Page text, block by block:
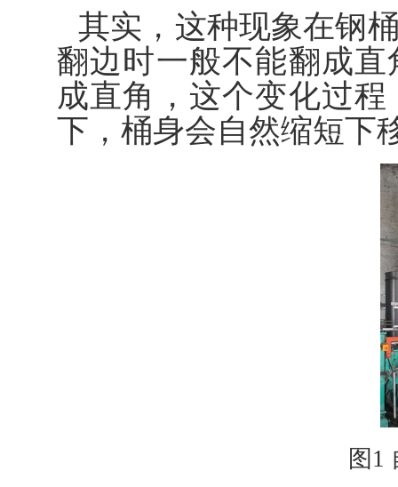
其实，这种现象在钢
翻边时一般不能翻成
成直角，这个变化过
下，桶身会自然缩短下
图1